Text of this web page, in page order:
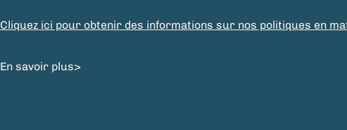
Cliquez ici pour obtenir des informations sur nos politiques en
En savoir plus>